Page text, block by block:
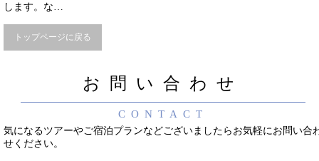
します。な…
トップページに戻る
お問い合わせ
CONTACT
気になるツアーやご宿泊プランなどございましたらお気軽にお問い合
せください。